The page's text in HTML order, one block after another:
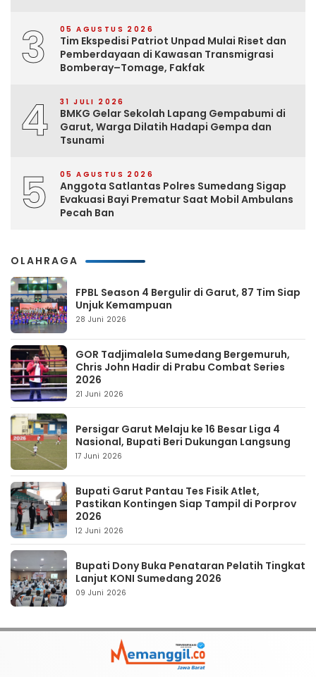
3 05 AGUSTUS 2026
Tim Ekspedisi Patriot Unpad Mulai Riset dan
Pemberdayaan di Kawasan Transmigrasi
Bomberay–Tomage, Fakfak
4 31 JULI 2026
BMKG Gelar Sekolah Lapang Gempabumi di
Garut, Warga Dilatih Hadapi Gempa dan
Tsunami
5 05 AGUSTUS 2026
Anggota Satlantas Polres Sumedang Sigap
Evakuasi Bayi Prematur Saat Mobil Ambulans
Pecah Ban
OLAHRAGA
FPBL Season 4 Bergulir di Garut, 87 Tim Siap
Unjuk Kemampuan
28 Juni 2026
GOR Tadjimalela Sumedang Bergemuruh,
Chris John Hadir di Prabu Combat Series
2026
21 Juni 2026
Persigar Garut Melaju ke 16 Besar Liga 4
Nasional, Bupati Beri Dukungan Langsung
17 Juni 2026
Bupati Garut Pantau Tes Fisik Atlet,
Pastikan Kontingen Siap Tampil di Porprov
2026
12 Juni 2026
Bupati Dony Buka Penataran Pelatih Tingkat
Lanjut KONI Sumedang 2026
09 Juni 2026